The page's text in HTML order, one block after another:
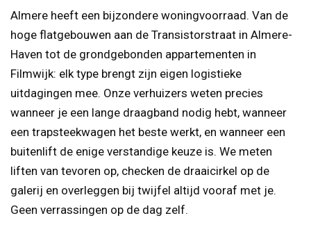
Almere heeft een bijzondere woningvoorraad. Van de
hoge flatgebouwen aan de Transistorstraat in Almere-
Haven tot de grondgebonden appartementen in
Filmwijk: elk type brengt zijn eigen logistieke
uitdagingen mee. Onze verhuizers weten precies
wanneer je een lange draagband nodig hebt, wanneer
een trapsteekwagen het beste werkt, en wanneer een
buitenlift de enige verstandige keuze is. We meten
liften van tevoren op, checken de draaicirkel op de
galerij en overleggen bij twijfel altijd vooraf met je.
Geen verrassingen op de dag zelf.